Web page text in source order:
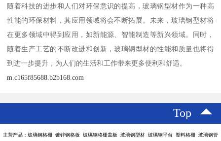
随着科技的进步和人们对环保意识的提高，玻璃钢型材作为一种高
性能的环保材料，其应用领域将会不断拓展。未来，玻璃钢型材将
在更多领域中得到应用，如新能源、智能制造等新兴领域。同时，
随着生产工艺的不断改进和创新，玻璃钢型材的性能和质量也将得
到进一步提升，为人们的生活和工作带来更多便利和舒适。
m.c165f85688.b2b168.com
Top
主营产品：玻璃钢格栅 镀锌钢格板 玻璃钢格栅盖板 玻璃钢型材 玻璃钢平台 塑料格栅 玻璃钢管